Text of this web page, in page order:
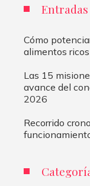
Cómo
alimentos
Las 15
avance del
2026
Recorrido